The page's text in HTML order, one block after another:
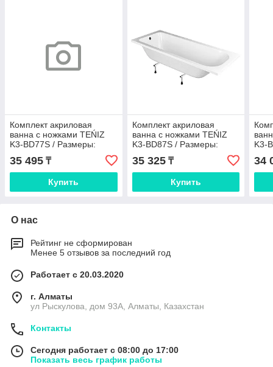
Комплект акриловая
ванна с ножками TEŃIZ
K3-BD77S / Размеры:
170х70х48 см (ножки JSD-
L001)
35 495 ₸
Купить
Комплект акриловая
ванна с ножками TEŃIZ
K3-BD87S / Размеры:
180x70x48 см (ножки JSD-
L001)
35 325₸
Купить
K3-
34
О нас
Рейтинг не сформирован
Менее 5 отзывов за последний год
Работает с 20.03.2020
г. Алматы
ул Рыскулова, дом 93А, Алматы, Казахстан
Контакты
Сегодня работает с 08:00 до 17:00
Показать весь график работы